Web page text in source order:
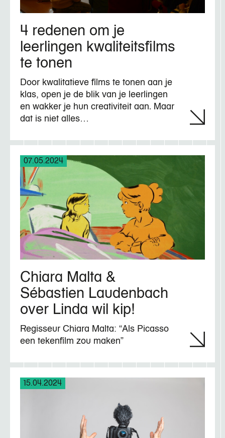
4 redenen om je
leerlingen kwaliteitsfilms
te tonen
Door kwalitatieve films te tonen aan je
klas, open je de blik van je leerlingen
en wakker je hun creativiteit aan. Maar
dat is niet alles…
07.05.2024
Chiara Malta &
Sébastien Laudenbach
over Linda wil kip!
Regisseur Chiara Malta: “Als Picasso
een tekenfilm zou maken”
15.04.2024